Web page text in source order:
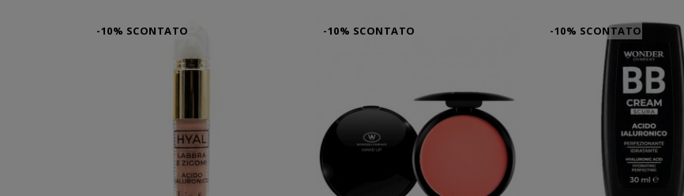
-10% SCONTATO -10% SCONTATO -10% SCONTATO